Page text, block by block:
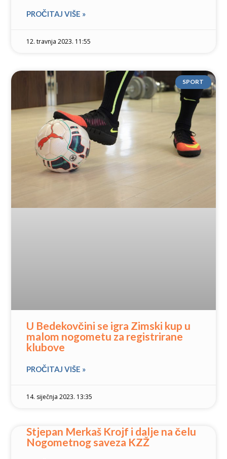
PROČITAJ VIŠE »
12. travnja 2023. 11:55
SPORT
U Bedekovčini se igra Zimski kup u
malom nogometu za registrirane
klubove
PROČITAJ VIŠE »
14. siječnja 2023. 13:35
Stjepan Merkaš Krojf i dalje na čelu
Nogometnog saveza KZŽ